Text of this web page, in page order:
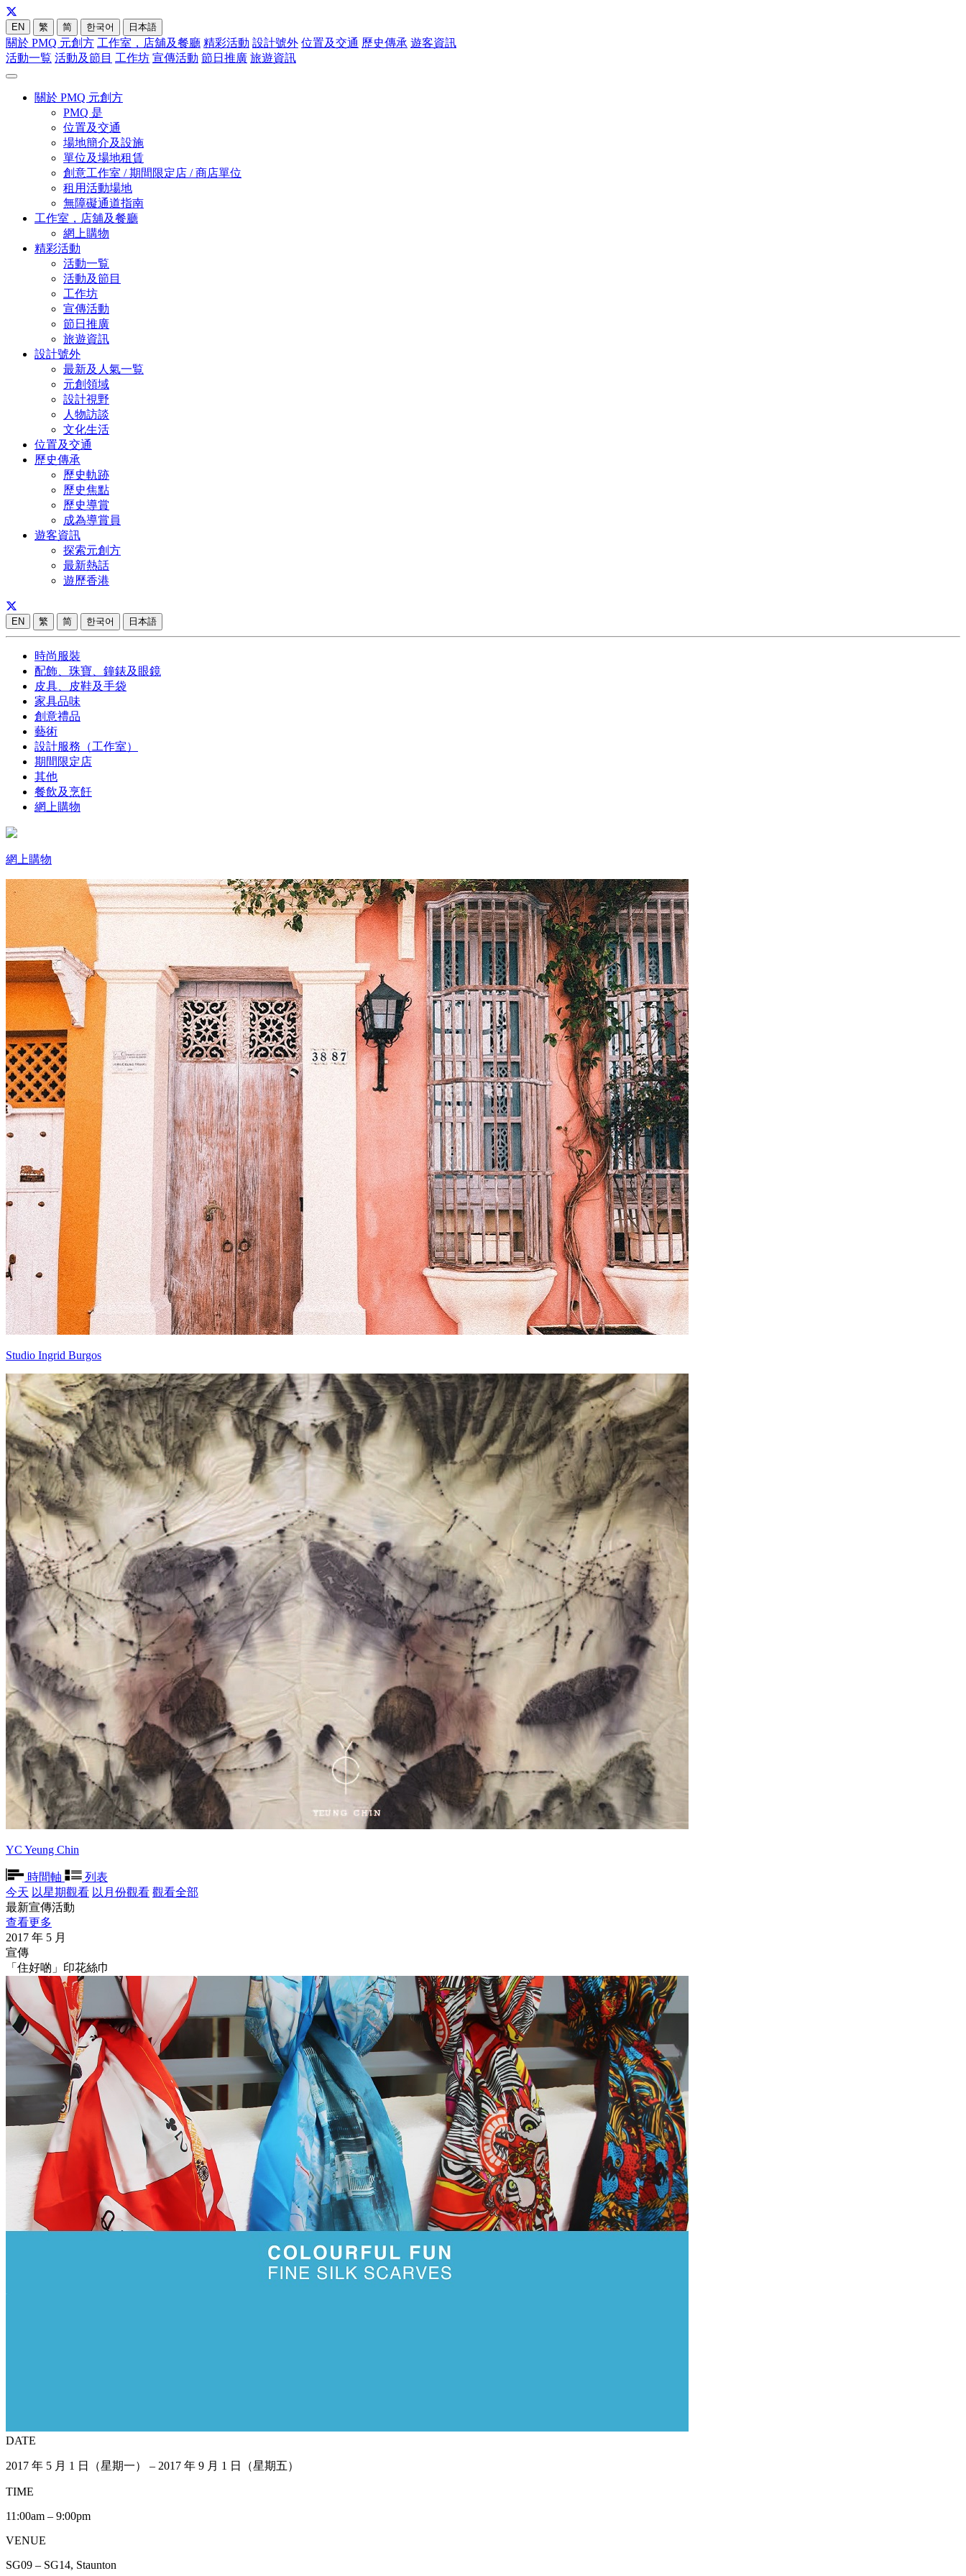
EN 繁 简 한국어 日本語
關於 PMQ 元創方 工作室，店舖及餐廳 精彩活動 設計號外 位置及交通 歷史傳承 遊客資訊
活動一覧 活動及節目 工作坊 宣傳活動 節日推廣 旅遊資訊
關於 PMQ 元創方
PMQ 是
位置及交通
場地簡介及設施
單位及場地租賃
創意工作室 / 期間限定店 / 商店單位
租用活動場地
無障礙通道指南
工作室，店舖及餐廳
網上購物
精彩活動
活動一覧
活動及節目
工作坊
宣傳活動
節日推廣
旅遊資訊
設計號外
最新及人氣一覧
元創領域
設計視野
人物訪談
文化生活
位置及交通
歷史傳承
歷史軌跡
歷史焦點
歷史導賞
成為導賞員
遊客資訊
探索元創方
最新熱話
遊歷香港
EN 繁 简 한국어 日本語
時尚服裝
配飾、珠寶、鐘錶及眼鏡
皮具、皮鞋及手袋
家具品味
創意禮品
藝術
設計服務（工作室）
期間限定店
其他
餐飲及烹飪
網上購物
網上購物
Studio Ingrid Burgos
YC Yeung Chin
時間軸
列表
今天 以星期觀看 以月份觀看 觀看全部
最新宣傳活動
查看更多
2017 年 5 月
宣傳
「住好啲」印花絲巾
DATE
2017 年 5 月 1 日（星期一） – 2017 年 9 月 1 日（星期五）
TIME
11:00am – 9:00pm
VENUE
SG09 – SG14, Staunton